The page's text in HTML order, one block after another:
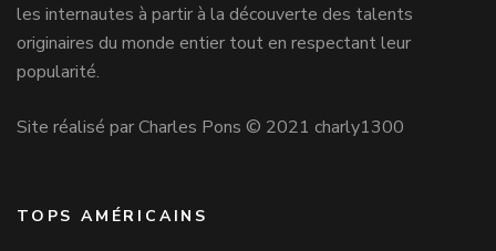
les internautes à partir à la découverte des talents
originaires du monde entier tout en respectant leur
popularité.
Site réalisé par Charles Pons © 2021 charly1300
TOPS AMÉRICAINS